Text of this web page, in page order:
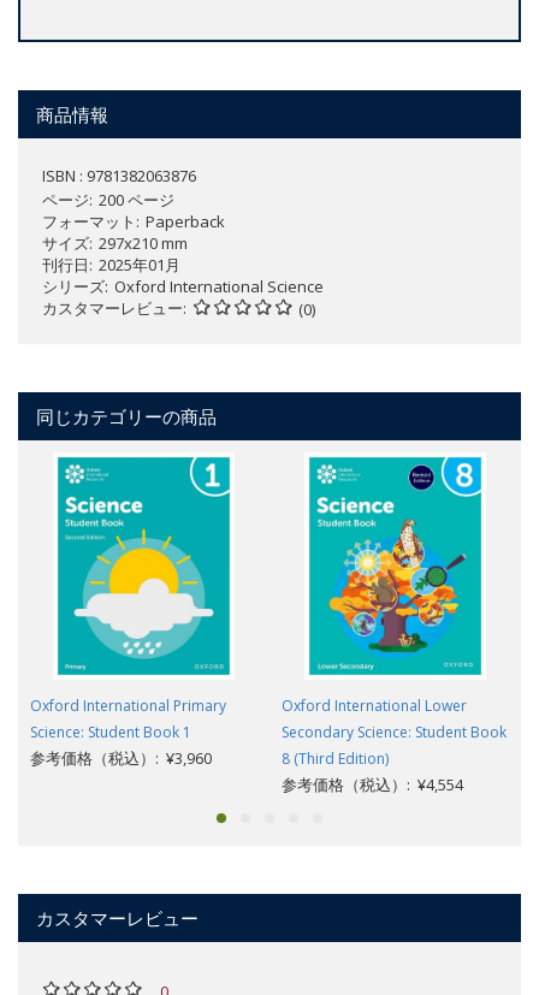
商品情報
ISBN : 9781382063876
ページ 200 ページ
フォーマット
Paperback
サイズ 297x210 mm
刊行日 2025年01月
シリーズ Oxford International Science
カスタマーレビュー
(0)
同じカテゴリーの商品
Oxford International Primary
Science: Student Book 1
参考価格（税込）: ¥3,960
Oxford International Lower
Secondary Science: Student Book
8 (Third Edition)
参考価格（税込）: ¥4,554
カスタマーレビュー